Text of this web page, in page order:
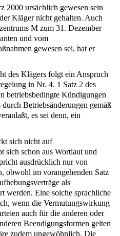
2000 ursächlich gewesen sein
Kläger nicht gehalten. Auch
M zum 31. Dezember
und vom
gewesen sei, hat er
des Klägers folgt ein Anspruch
in Nr. 4. 1 Satz 2 des
betriebsbedingte Kündigungen
Betriebsänderungen gemäß
es sei denn, ein
sich nicht auf
sich schon aus Wortlaut und
ausdrücklich nur von
obwohl im vorangehenden Satz
als
werden. Eine solche sprachliche
wenn die Vermutungswirkung
auch für die anderen oder
Beendigungsformen gelten
zudem ungewöhnlich. Die